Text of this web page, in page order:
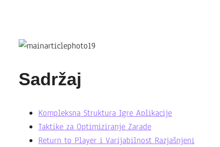
Sadržaj
Kompleksna Struktura Igre Aplikacije
Taktike za Optimiziranje Zarade
Return to Player i Varijabilnost Razjašnjeni